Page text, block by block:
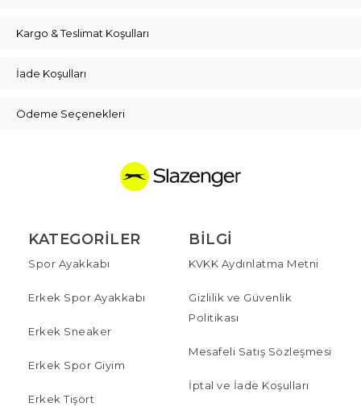
Kargo & Teslimat Koşulları
İade Koşulları
Ödeme Seçenekleri
KATEGORILER
Spor Ayakkabı
Erkek Spor Ayakkabı
Erkek Sneaker
Erkek Spor Giyim
Erkek Tişört
BILGI
KVKK Aydınlatma Metni
Gizlilik ve Güvenlik
Politikası
Mesafeli Satış Sözleşmesi
İptal ve İade Koşulları